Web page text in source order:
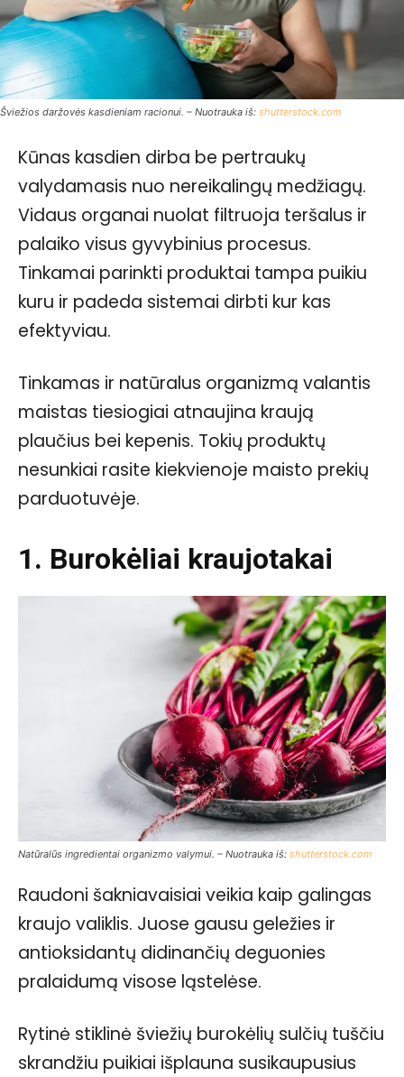
Šviežios daržovės kasdieniam racionui. – Nuotrauka iš: shutterstock.com
Kūnas kasdien dirba be pertraukų
valydamasis nuo nereikalingų medžiagų.
Vidaus organai nuolat filtruoja teršalus ir
palaiko visus gyvybinius procesus.
Tinkamai parinkti produktai tampa puikiu
kuru ir padeda sistemai dirbti kur kas
efektyviau.
Tinkamas ir natūralus organizmą valantis
maistas tiesiogiai atnaujina kraują
plaučius bei kepenis. Tokių produktų
nesunkiai rasite kiekvienoje maisto prekių
parduotuvėje.
1. Burokėliai kraujotakai
Natūralūs ingredientai organizmo valymui. – Nuotrauka iš: shutterstock.com
Raudoni šakniavaisiai veikia kaip galingas
kraujo valiklis. Juose gausu geležies ir
antioksidantų didinančių deguonies
pralaidumą visose ląstelėse.
Rytinė stiklinė šviežių burokėlių sulčių tuščiu
skrandžiu puikiai išplauna susikaupusius